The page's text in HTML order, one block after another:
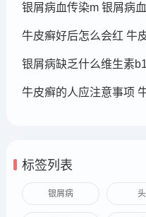
银屑病血传染m 银屑病
牛皮癣好后怎么会红 牛
牛皮癣的人应注意事项
标签列表
银屑病